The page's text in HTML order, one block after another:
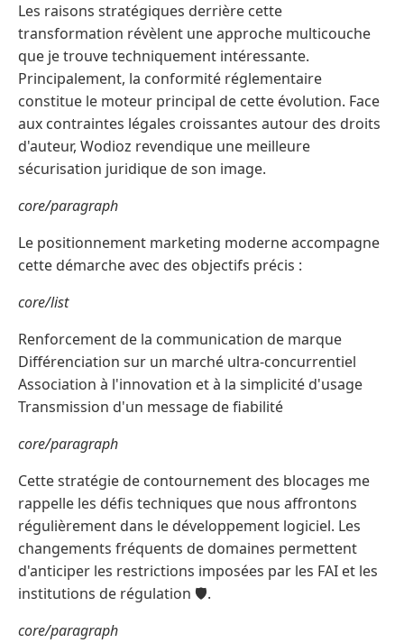
Les raisons stratégiques derrière cette
transformation révèlent une approche multicouche
que je trouve techniquement intéressante.
Principalement, la conformité réglementaire
constitue le moteur principal de cette évolution. Face
aux contraintes légales croissantes autour des droits
d'auteur, Wodioz revendique une meilleure
sécurisation juridique de son image.
core/paragraph
Le positionnement marketing moderne accompagne
cette démarche avec des objectifs précis :
core/list
Renforcement de la communication de marque
Différenciation sur un marché ultra-concurrentiel
Association à l'innovation et à la simplicité d'usage
Transmission d'un message de fiabilité
core/paragraph
Cette stratégie de contournement des blocages me
rappelle les défis techniques que nous affrontons
régulièrement dans le développement logiciel. Les
changements fréquents de domaines permettent
d'anticiper les restrictions imposées par les FAI et les
institutions de régulation 🛡️.
core/paragraph